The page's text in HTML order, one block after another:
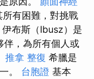
有困難，對挑戰
伊布斯（Ibusz）是
伴，為所有個人或
推拿 整復 希臘是
。 台胞證 基本